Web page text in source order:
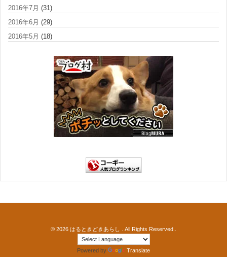
2016年7月 (31)
2016年6月 (29)
2016年5月 (18)
© 2026 はるときどきあらし . All Rights Reserved..
Powered by Translate